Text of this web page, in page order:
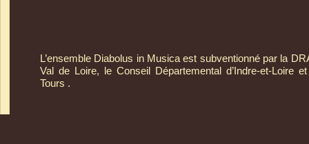
L’ensemble Diabolus in Musica est subventionné par la
Val de Loire, le Conseil Départemental d’Indre-et-Loire
Tours .